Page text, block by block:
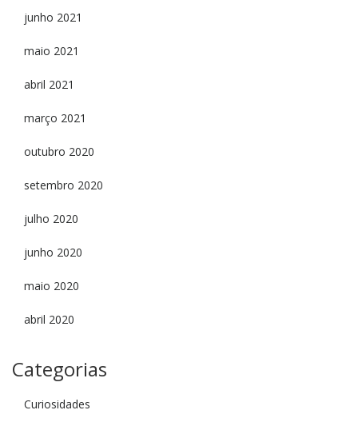
junho 2021
maio 2021
abril 2021
março 2021
outubro 2020
setembro 2020
julho 2020
junho 2020
maio 2020
abril 2020
Categorias
Curiosidades